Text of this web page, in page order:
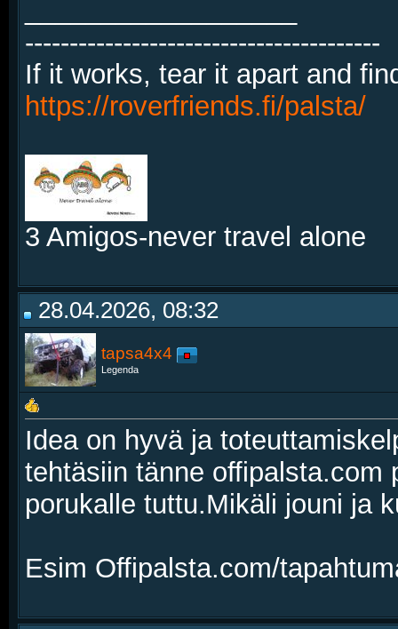
----------------------------------------
If it works, tear it apart and
https://roverfriends.fi/palsta/
3 Amigos-never travel alone
28.04.2026, 08:32
tapsa4x4
Legenda
Idea on hyvä ja
tehtäsiin tänne offipalsta.com
porukalle tuttu.Mikäli jouni ja
Esim Offipalsta.com/